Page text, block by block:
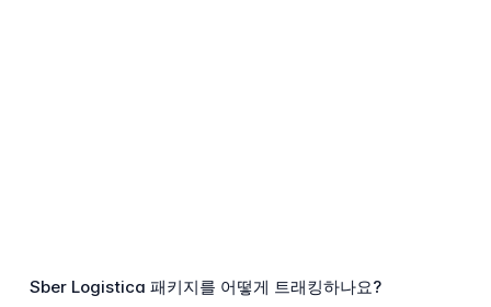
Sber Logistica 패키지를 어떻게 트래킹하나요?